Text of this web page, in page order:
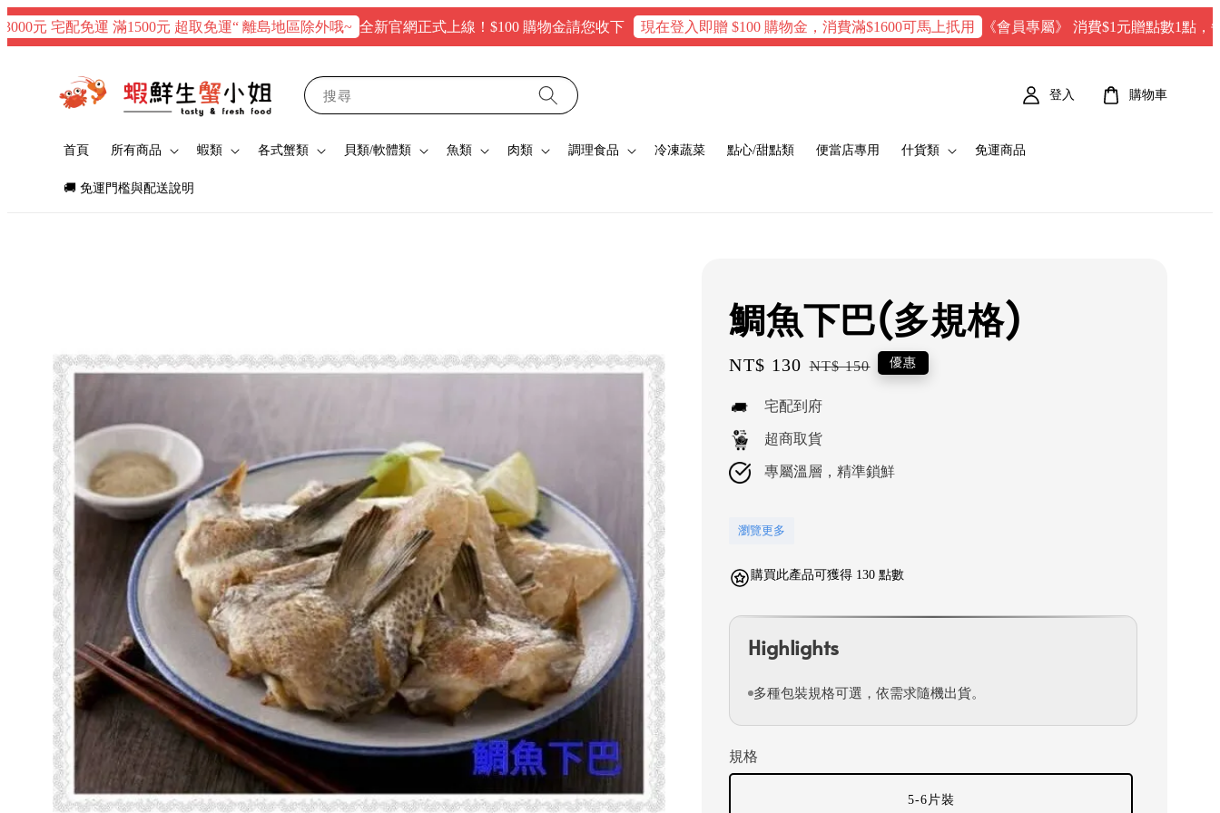
配免運 滿1500元 超取免運“ 離島地區除外哦~ 全新官網正式上線！$100 購物金請您收下 現在登入即贈 $100 購物金，消費滿$1600可馬上扺用 《會員專屬》 消費$1元贈點數1點，每100 點
搜尋
首頁 所有商品 蝦類 各式蟹類 貝類/軟體類 魚類 肉類 調理食品 冷凍蔬菜 點心/甜點類 便當店專用 什貨類 免運商品
🚚 免運門檻與配送說明
登入 購物車
鯛魚下巴(多規格)
Sale
NT$ 130 Regular
NT$ 150 優惠
宅配到府
超商取貨
專屬溫層，精準鎖鮮
瀏覽更多
購買此產品可獲得 130 點數
Highlights
多種包裝規格可選，依需求隨機出貨。
規格
5-6片裝